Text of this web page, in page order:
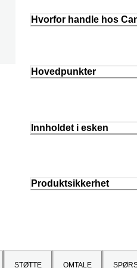
Hvorfor handle hos
Hovedpunkter
Innholdet i esken
Produktsikkerhet
STØTTE OMTALE